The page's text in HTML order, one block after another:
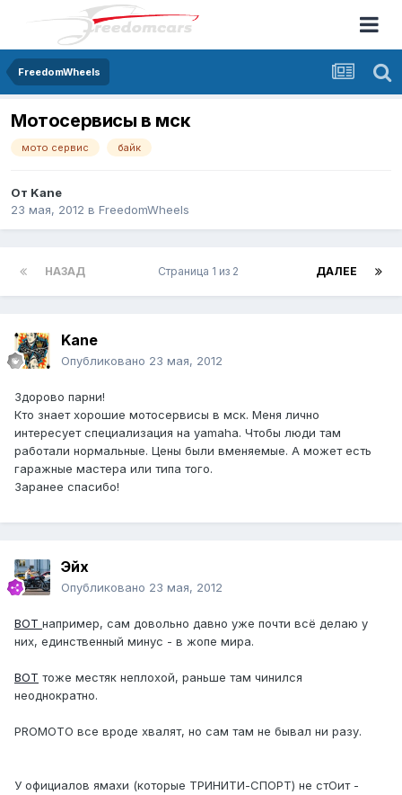
FreedomWheels
Мотосервисы в мск
мото сервис байк
От Kane
23 мая, 2012 в FreedomWheels
НАЗАД ДАЛЕЕ
Страница 1 из 2
Kane
Опубликовано 23 мая, 2012
Здорово парни!
Кто знает хорошие мотосервисы в мск. Меня лично
интересует специализация на yamaha. Чтобы люди там
работали нормальные. Цены были вменяемые. А может есть
гаражные мастера или типа того.
Заранее спасибо!
Эйх
Опубликовано 23 мая, 2012
ВОТ например, сам довольно давно уже почти всё делаю у
них, единственный минус - в жопе мира.
ВОТ тоже местяк неплохой, раньше там чинился
неоднократно.
PROMOTO все вроде хвалят, но сам там не бывал ни разу.
У официалов ямахи (которые ТРИНИТИ-СПОРТ) не стОит -